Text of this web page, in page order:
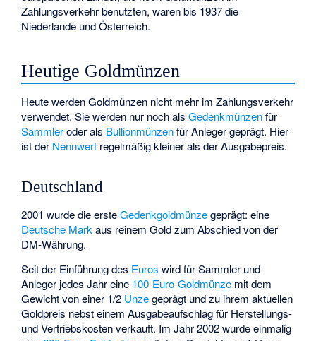
Zahlungsverkehr benutzten, waren bis 1937 die
Niederlande und Österreich.
Heutige Goldmünzen
Heute werden Goldmünzen nicht mehr im Zahlungsverkehr
verwendet. Sie werden nur noch alsGedenkmünzenfür
Sammleroder als Bullionmünzenfür Anleger geprägt. Hier
ist der Nennwert regelmäßig kleiner als der Ausgabepreis.
Deutschland
2001 wurde die ersteGedenkgoldmünzegeprägt: eine
Deutsche Mark aus reinem Gold zum Abschied von der
DM-Währung.
Seit der Einführung des Euros wird für Sammler und
Anleger jedes Jahr eine 100-Euro-Goldmünze mit dem
Gewicht von einer 1/2 Unzegeprägt und zu ihrem aktuellen
Goldpreis nebst einem Ausgabeaufschlag für Herstellungs-
und Vertriebskosten verkauft. Im Jahr 2002 wurde einmalig